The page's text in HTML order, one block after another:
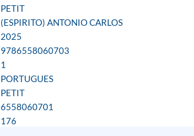
PETIT
(ESPIRITO) ANTONIO CARLOS
2025
9786558060703
1
PORTUGUES
PETIT
6558060701
176